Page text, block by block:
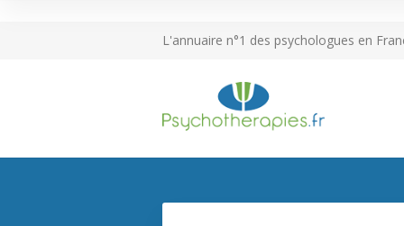
L'annuaire n°1 des psychologues en